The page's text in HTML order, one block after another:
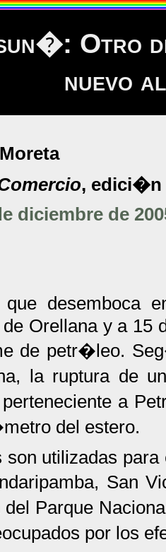
Otro
nuevo
, edici�n
diciembre de
que
Orellana y a 15
de petr�leo.
la ruptura de
perteneciente a
del estero.
son utilizadas
San
del Parque
por los